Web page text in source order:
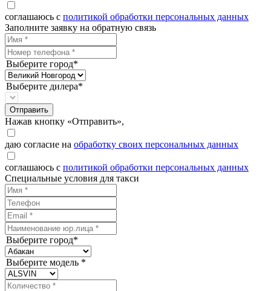
соглашаюсь с политикой обработки персональных данных
Заполните заявку на обратную связь
Выберите город*
Выберите дилера*
Отправить
Нажав кнопку «Отправить»,
даю согласие на обработку своих персональных данных
соглашаюсь с политикой обработки персональных данных
Специальные условия для такси
Выберите город*
Выберите модель *